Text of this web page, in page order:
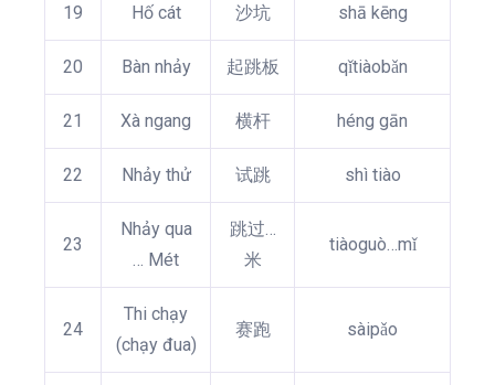
19 Hố cát 沙坑 shā kēng
20 Bàn nhảy 起跳板 qǐtiàobǎn
21 Xà ngang 横杆 héng gān
22 Nhảy thử 试跳 shì tiào
23
Nhảy qua
… Mét
跳过…
米
tiàoguò…mǐ
24
Thi chạy
(chạy đua)
赛跑 sàipǎo